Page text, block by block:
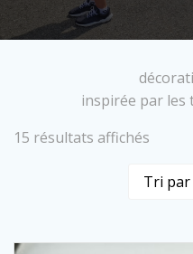
inspirée par les
15 résultats affichés